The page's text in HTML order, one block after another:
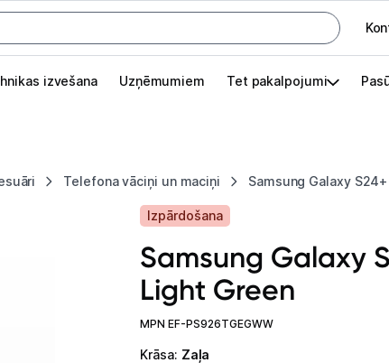
izvešana Uzņēmumiem Tet pakalpojumi
Telefona vāciņi un maciņi Samsung Galaxy
Pieslēgties
Izvēlies kāroto ierīci izdevīgāk!
Izpārdošana
Samsung Galaxy
Light Green
MPN EF-PS926TGEGWW
Krāsa: Zaļa